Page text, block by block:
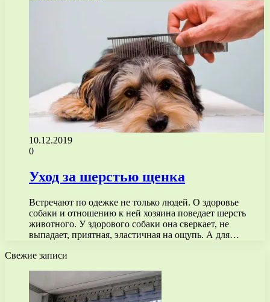
10.12.2019
0
Уход за шерстью щенка
Встречают по одежке не только людей. О здоровье
собаки и отношению к ней хозяина поведает шерсть
животного. У здорового собаки она сверкает, не
выпадает, приятная, эластичная на ощупь. А для…
Свежие записи